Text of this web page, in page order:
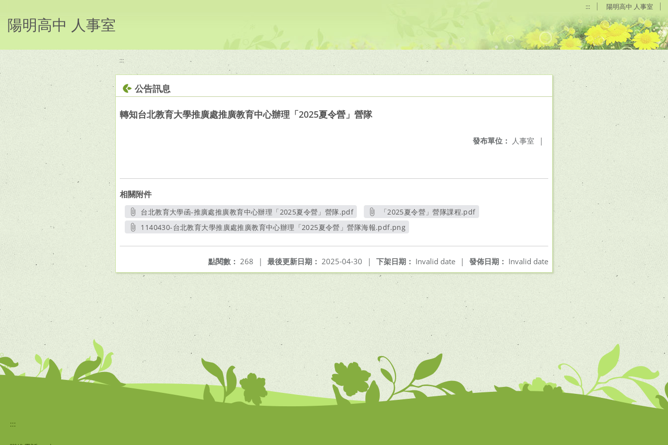
::: 陽明高中 人事室
陽明高中 人事室
:::
公告訊息
轉知台北教育大學推廣處推廣教育中心辦理「2025夏令營」營隊
發布單位： 人事室 |
相關附件
台北教育大學函-推廣處推廣教育中心辦理「2025夏令營」營隊.pdf
另開新視窗
「2025夏令營」營隊課程.pdf
1140430-台北教育大學推廣處推廣教育中心辦理「2025夏令營」營隊海報.pdf.png
發佈日期： Invalid date
下架日期： Invalid date |
最後更新日期： 2025-04-30 |
點閱數： 268 |
:::